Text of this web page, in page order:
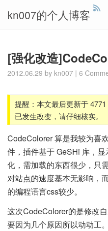
kn007的个人博客
[强化改造
2012.06.29 by kn007 | 6
提醒：本文最后更新于
已发生改变，请仔细核实。
CodeColorer 算是我较为喜
件，插件基于 GeSHi 库，
化，需加载的东西很少，只
对站点的速度基本无影响，
的编程语言css较少。
这次CodeColorer的是修改
要因为几个原因所以动动工。